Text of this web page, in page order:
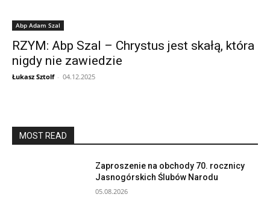
Abp Adam Szal
RZYM: Abp Szal – Chrystus jest skałą, która
nigdy nie zawiedzie
Łukasz Sztolf - 04.12.2025
MOST READ
Zaproszenie na obchody 70. rocznicy
Jasnogórskich Ślubów Narodu
05.08.2026